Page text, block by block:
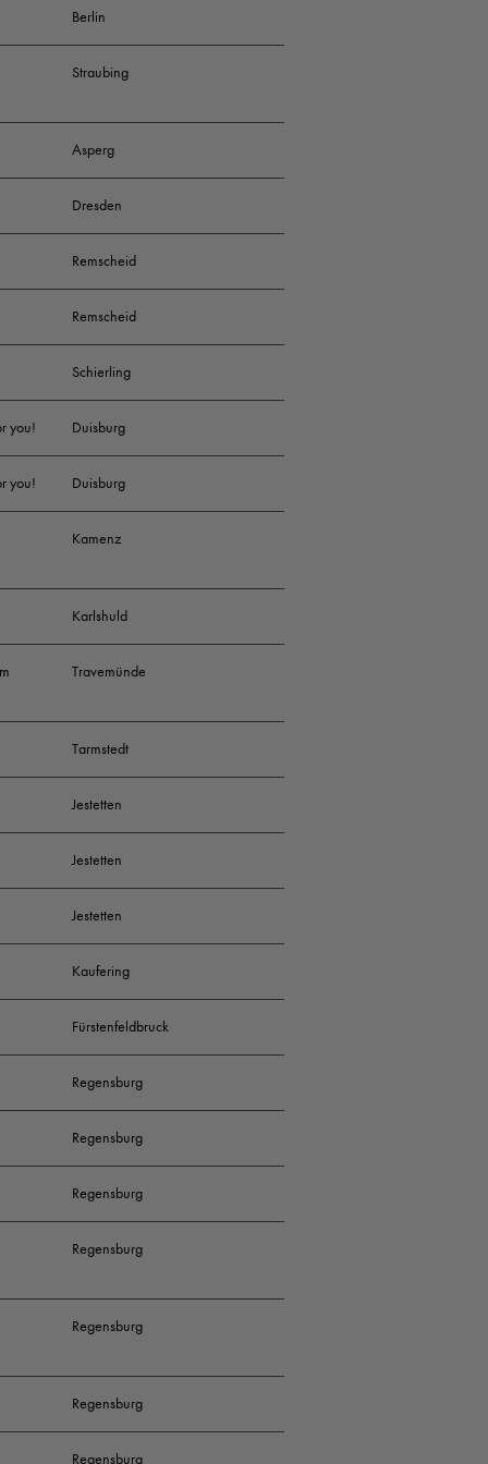
Berlin
Straubing
Asperg
Dresden
Remscheid
Remscheid
Schierling
you! Duisburg
you! Duisburg
Kamenz
Karlshuld
Travemünde
Tarmstedt
Jestetten
Jestetten
Jestetten
Kaufering
Fürstenfeldbruck
Regensburg
Regensburg
Regensburg
Regensburg
Regensburg
Regensburg
Regensburg